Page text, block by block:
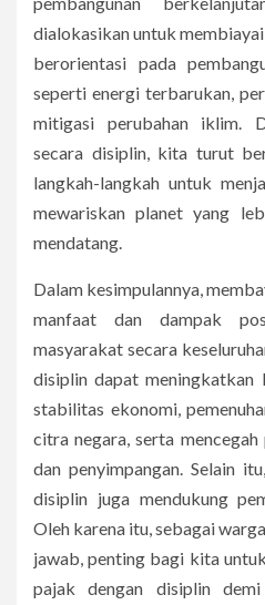
dialokasikan untuk
berorientasi pada
seperti energi terbarukan,
mitigasi perubahan iklim.
secara disiplin, kita turut
langkah-langkah untuk
mewariskan planet yang
mendatang.
Dalam kesimpulannya,
manfaat dan dampak
masyarakat secara
disiplin dapat meningkatkan
stabilitas ekonomi,
citra negara, serta
dan penyimpangan. Selain
disiplin juga mendukung
Oleh karena itu, sebagai
jawab, penting bagi kita
pajak dengan disiplin